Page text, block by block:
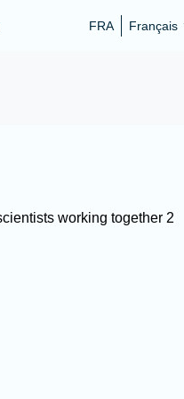
FRA Français